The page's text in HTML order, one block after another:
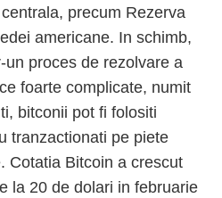
precum Rezerva
americane. In schimb,
proces de rezolvare a
foarte complicate, numit
bitconii pot fi folositi
tranzactionati pe piete
Cotatia Bitcoin a crescut
la 20 de dolari in februarie